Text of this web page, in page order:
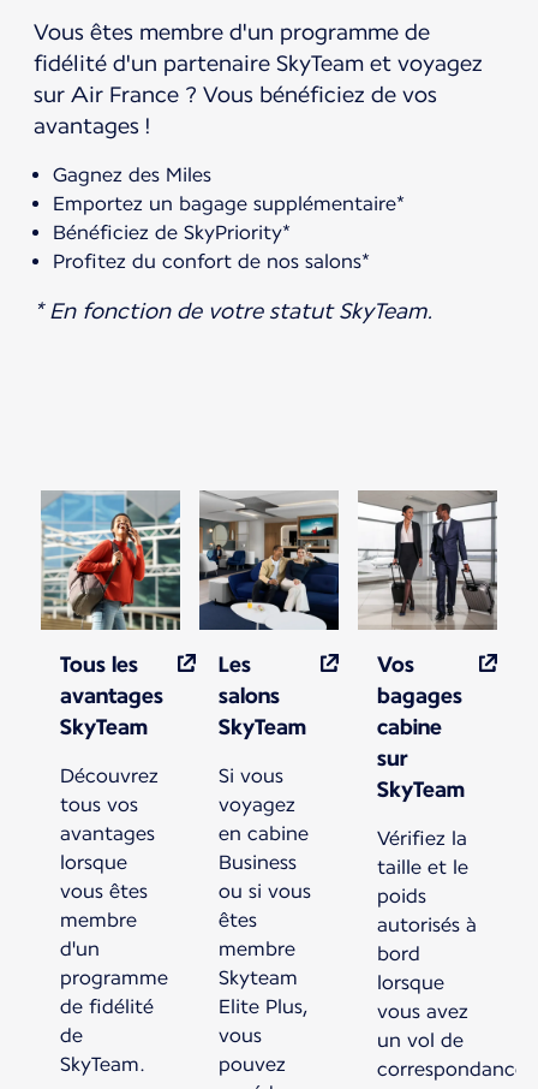
Vous êtes membre d'un programme de
fidélité d'un partenaire SkyTeam et voyagez
sur Air France ? Vous bénéficiez de vos
avantages !
Gagnez des Miles
Emportez un bagage supplémentaire*
Bénéficiez de SkyPriority*
Profitez du confort de nos salons*
* En fonction de votre statut SkyTeam.
Tous les
avantages
SkyTeam
Découvrez
tous vos
avantages
lorsque
vous êtes
membre
d'un
programme
de fidélité
de
SkyTeam.
Les
salons
SkyTeam
Si vous
voyagez
en cabine
Business
ou si vous
êtes
membre
Skyteam
Elite Plus,
vous
pouvez
Vos
bagages
cabine
sur
SkyTeam
Vérifiez la
taille et le
poids
autorisés à
bord
lorsque
vous avez
un vol de
correspondance